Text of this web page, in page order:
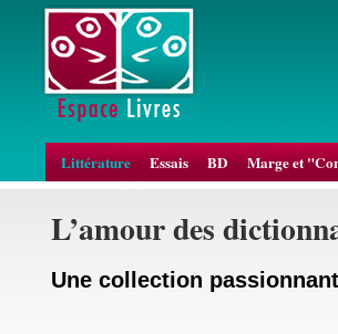
Littérature Essais BD Marge et
L’amour des
Une collection